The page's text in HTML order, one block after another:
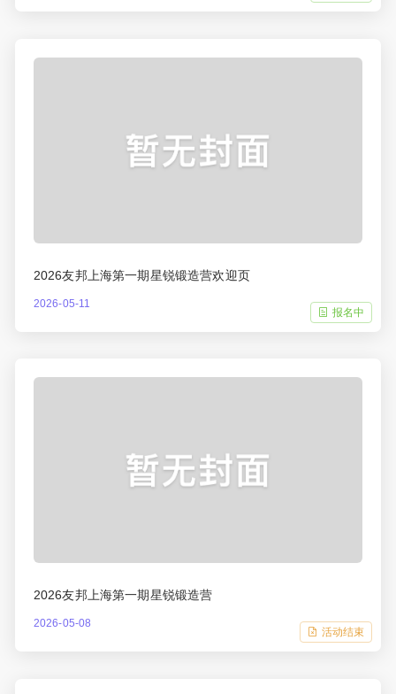
2026友邦上海第一期星锐锻造营欢迎页
2026-05-11
报名中
2026友邦上海第一期星锐锻造营
2026-05-08
活动结束